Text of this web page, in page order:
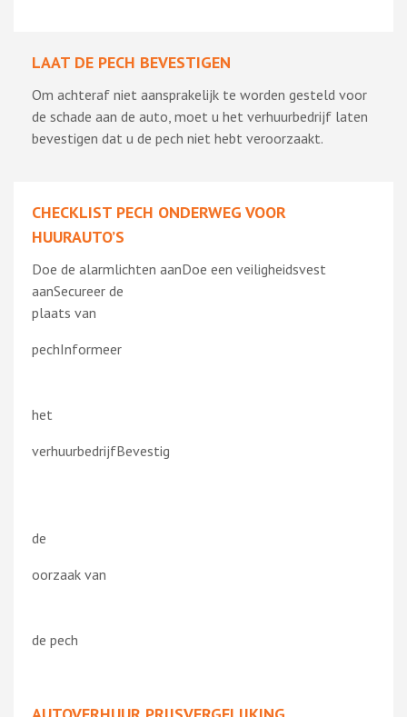
LAAT DE PECH BEVESTIGEN
Om achteraf niet aansprakelijk te worden gesteld voor
de schade aan de auto, moet u het verhuurbedrijf laten
bevestigen dat u de pech niet hebt veroorzaakt.
CHECKLIST PECH ONDERWEG VOOR
HUURAUTO’S
Doe de alarmlichten aanDoe een veiligheidsvest
aanSecureer de
plaats van
pechInformeer
het
verhuurbedrijfBevestig
de
oorzaak van
de pech